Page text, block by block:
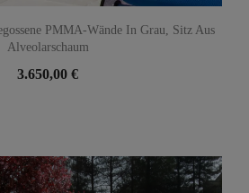
PMMA-Wände In Grau, Sitz Aus
Alveolarschaum
3.650,00 €